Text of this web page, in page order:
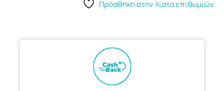
Πρόσθήκη στην λίστα επιθυμιών